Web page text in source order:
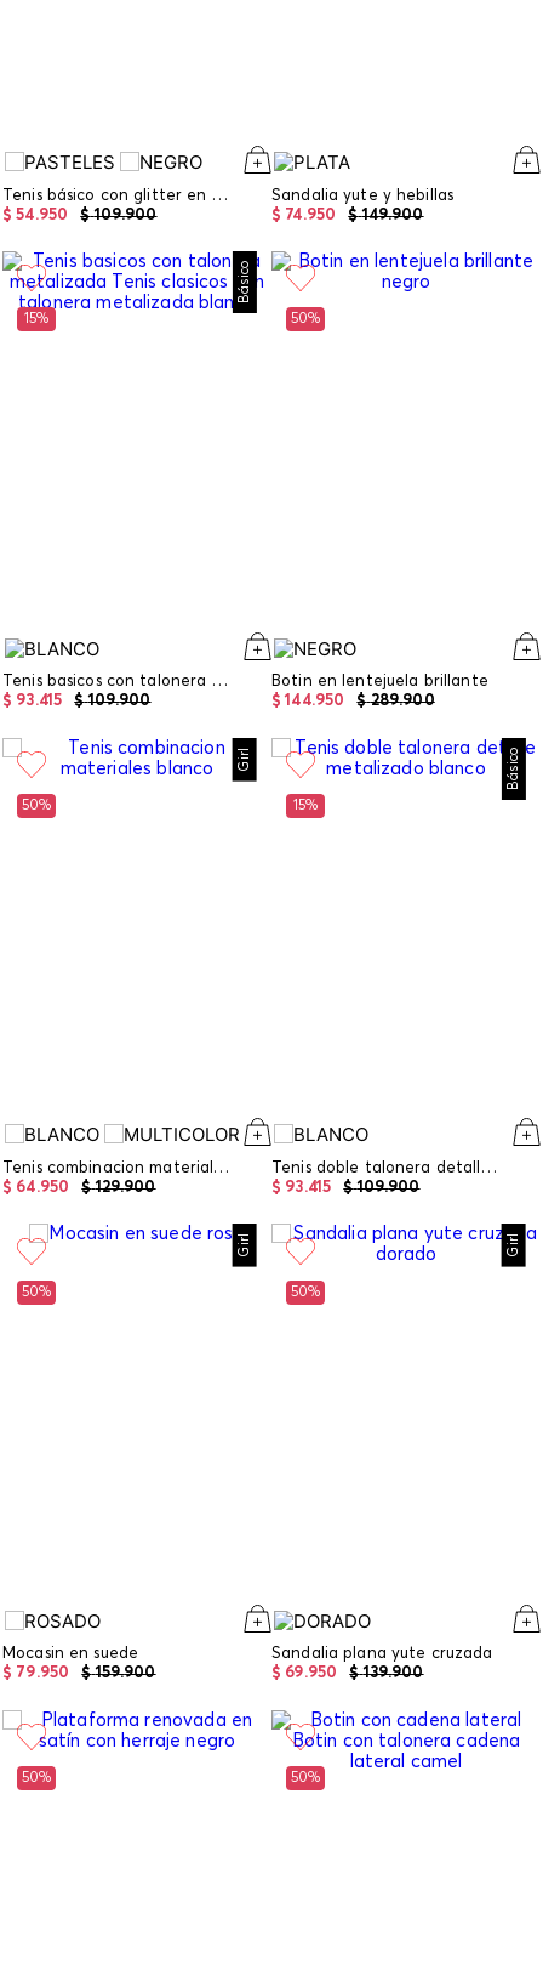
Tenis básico con glitter en talonera
$ 109.900
$ 54.950
Sandalia yute y hebillas
$ 149.900
$ 74.950
Básico
15%
Tenis basicos con talonera metalizada
$ 109.900
$ 93.415
50%
Botin en lentejuela brillante
$ 289.900
$ 144.950
Girl
50%
Tenis combinacion materiales
$ 129.900
$ 64.950
Básico
15%
Tenis doble talonera detalle metalizado
$ 109.900
$ 93.415
Girl
50%
Mocasin en suede
$ 159.900
$ 79.950
Girl
50%
Sandalia plana yute cruzada
$ 139.900
$ 69.950
50% 50%